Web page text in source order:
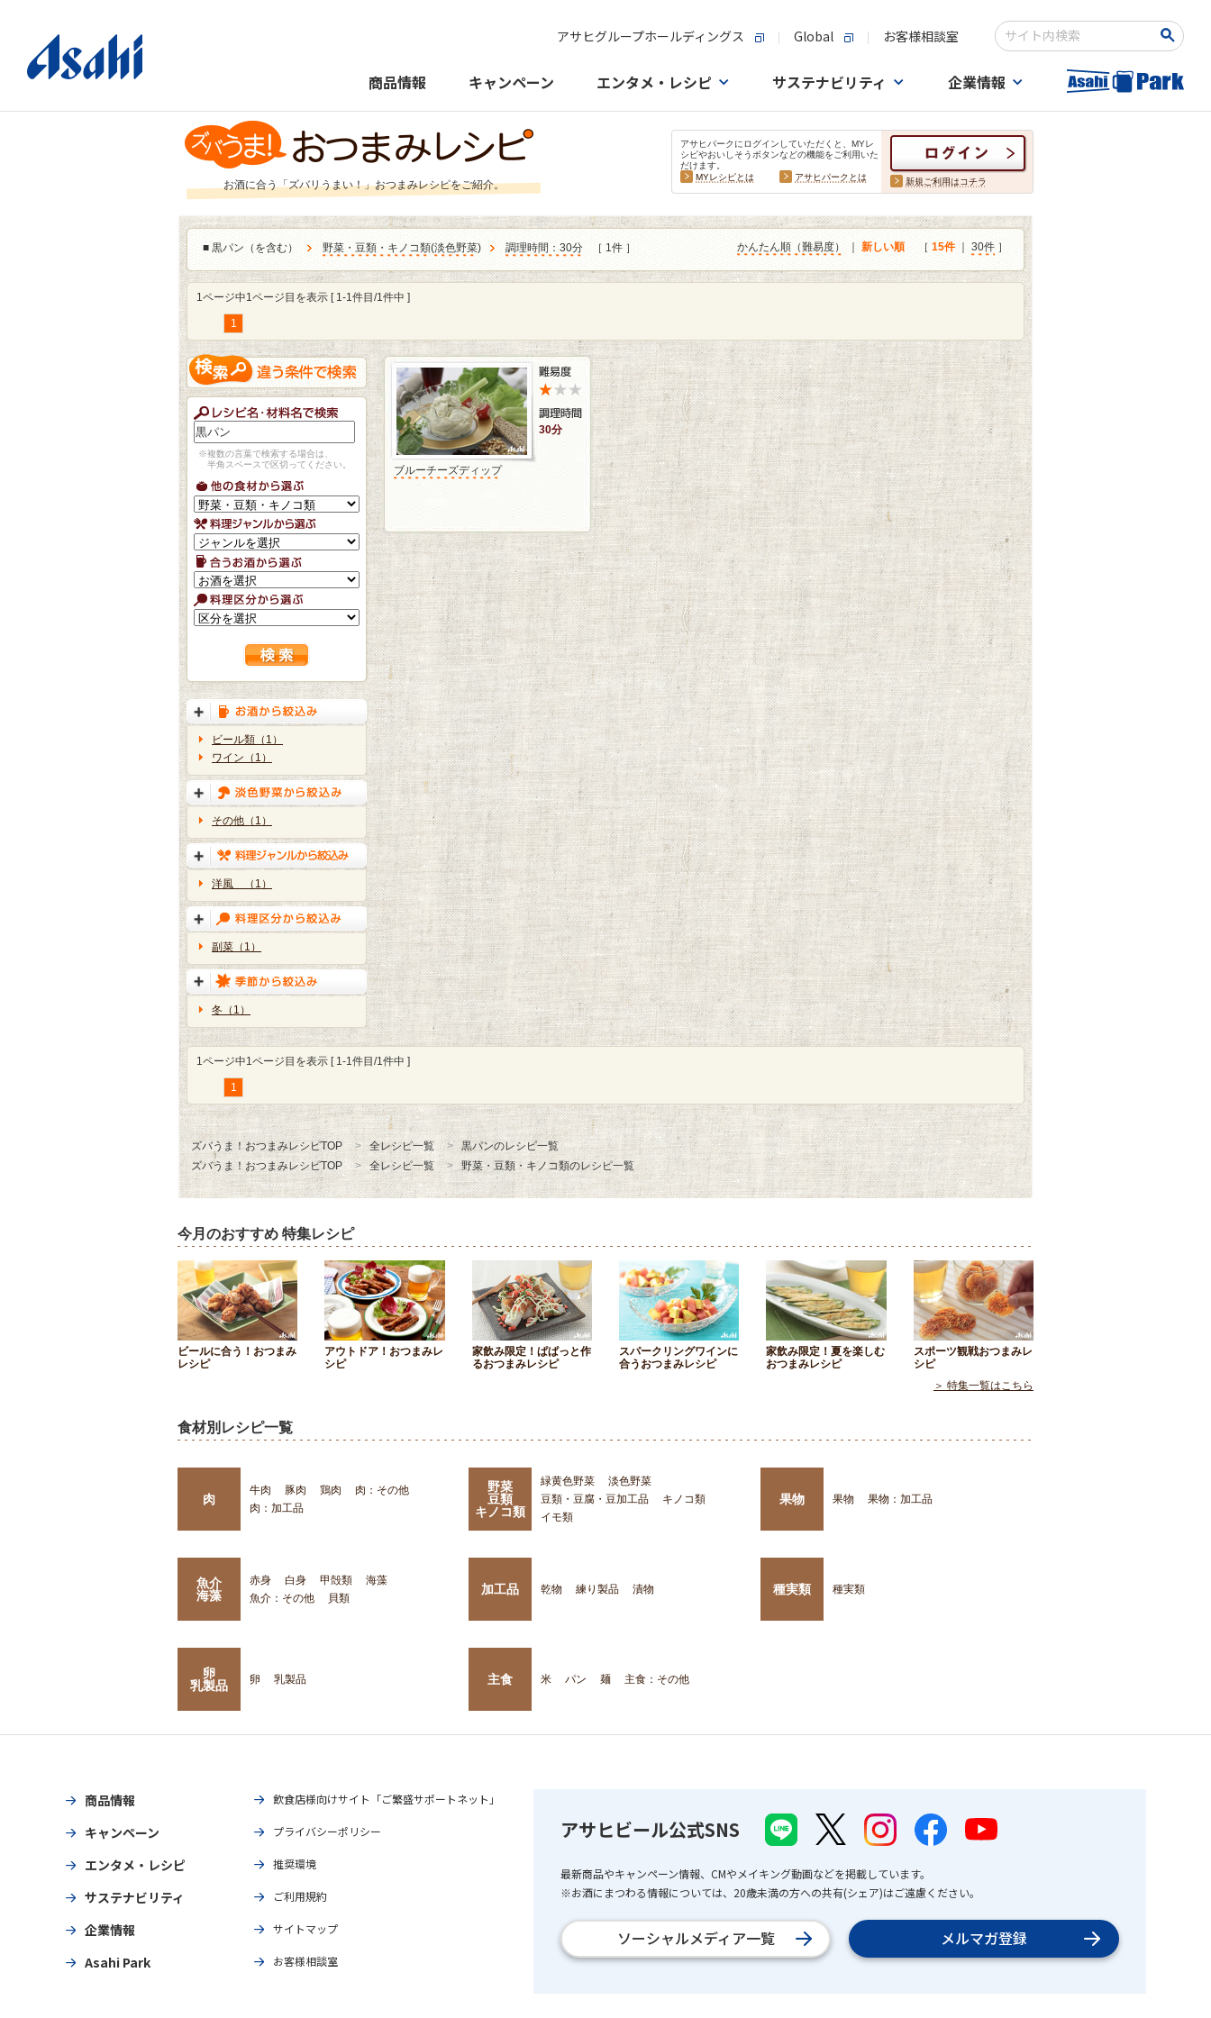
アサヒグループホールディングス Global お客様相談室
検索キーワード入力
商品情報 キャンペーン エンタメ・レシピ サステナビリティ 企業情報
お酒に合う「ズバリうまい！」おつまみレシピをご紹介。
アサヒパークにログインしていただくと、MYレ
シピやおいしそうボタンなどの機能をご利用いた
だけます。
MYレシピとは
アサヒパークとは 新規ご利用はコチラ
■ 黒パン（を含む） 野菜・豆類・キノコ類(淡色野菜) 調理時間：30分 ［ 1件 ］ かんたん順（難易度） 新しい順 ［ 15件｜ 30件 ］
1ページ中1ページ目を表示 [ 1-1件目/1件中 ]
1
※複数の言葉で検索する場合は、
半角スペースで区切ってください。
ビール類（1）
ワイン（1）
その他（1）
洋風 （1）
副菜（1）
冬（1）
30分
ブルーチーズディップ
1ページ中1ページ目を表示 [ 1-1件目/1件中 ]
1
ズバうま！おつまみレシピTOP 全レシピ一覧
黒パンのレシピ一覧
ズバうま！おつまみレシピTOP
全レシピ一覧 野菜・豆類・キノコ類のレシピ一覧
今月のおすすめ 特集レシピ
ビールに合う！おつまみ
レシピ
アウトドア！おつまみレ
シピ
家飲み限定！ぱぱっと作
るおつまみレシピ
スパークリングワインに
合うおつまみレシピ
家飲み限定！夏を楽しむ
おつまみレシピ
スポーツ観戦おつまみレ
シピ
＞ 特集一覧はこちら
食材別レシピ一覧
肉
牛肉 豚肉 鶏肉
肉：その他
肉：加工品
野菜
豆類
キノコ類
緑黄色野菜
淡色野菜
豆類・豆腐・豆加工品
キノコ類
イモ類
果物 果物 果物：加工品
魚介
海藻
赤身 白身 甲殻類
海藻
魚介：その他
貝類
加工品 乾物 練り製品 漬物 種実類 種実類
卵
乳製品
卵 乳製品 主食 米 パン 麺 主食：その他
商品情報
キャンペーン
エンタメ・レシピ
サステナビリティ
企業情報
Asahi Park
飲食店様向けサイト「ご繁盛サポートネット」
プライバシーポリシー
推奨環境
ご利用規約
サイトマップ
お客様相談室
アサヒビール公式SNS
最新商品やキャンペーン情報、CMやメイキング動画などを掲載しています。
※お酒にまつわる情報については、20歳未満の方への共有(シェア)はご遠慮ください。
ソーシャルメディア一覧 メルマガ登録